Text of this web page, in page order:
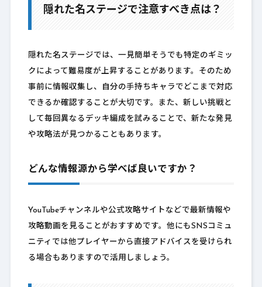
隠れた名ステージで注意すべき点は？
隠れた名ステージでは、一見簡単そうでも特定のギミッ
クによって難易度が上昇することがあります。そのため
事前に情報収集し、自分の手持ちキャラでどこまで対応
できるか確認することが大切です。また、新しい挑戦と
して毎回異なるデッキ編成を試みることで、新たな発見
や攻略法が見つかることもあります。
どんな情報源から学べば良いですか？
YouTubeチャンネルや公式攻略サイトなどで最新情報や
攻略動画を見ることがおすすめです。他にもSNSコミュ
ニティでは他プレイヤーから直接アドバイスを受けられ
る場合もありますので活用しましょう。